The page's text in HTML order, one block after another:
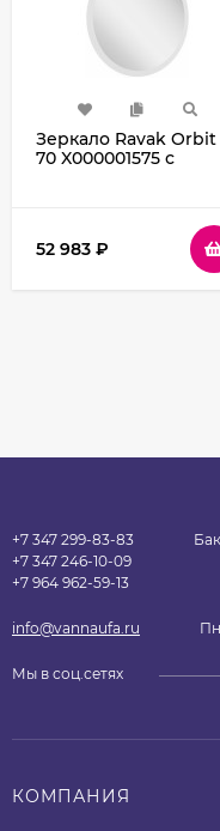
Зеркало Ravak Orbit
70 X000001575 с
52 983 ₽
+7 347 299-83-83
+7 347 246-10-09
+7 964 962-59-13
info@vannaufa.ru
Мы в соц.сетях
КОМПАНИЯ